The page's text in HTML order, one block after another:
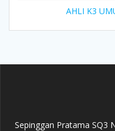
AHLI K3
Sepinggan Pratama SQ3